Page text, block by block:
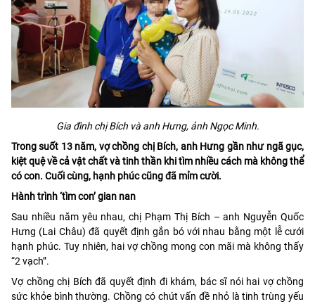
Gia đình chị Bích và anh Hưng, ảnh Ngọc Minh.
Trong suốt 13 năm, vợ chồng chị Bích, anh Hưng gần như ngã gục,
kiệt quệ về cả vật chất và tinh thần khi tìm nhiều cách mà không thể
có con. Cuối cùng, hạnh phúc cũng đã mỉm cười.
Hành trình ‘tìm con’ gian nan
Sau nhiều năm yêu nhau, chị Phạm Thị Bích – anh Nguyễn Quốc
Hưng (Lai Châu) đã quyết định gắn bó với nhau bằng một lễ cưới
hạnh phúc. Tuy nhiên, hai vợ chồng mong con mãi mà không thấy
“2 vạch”.
Vợ chồng chị Bích đã quyết định đi khám, bác sĩ nói hai vợ chồng
sức khỏe bình thường. Chồng có chút vấn đề nhỏ là tinh trùng yếu